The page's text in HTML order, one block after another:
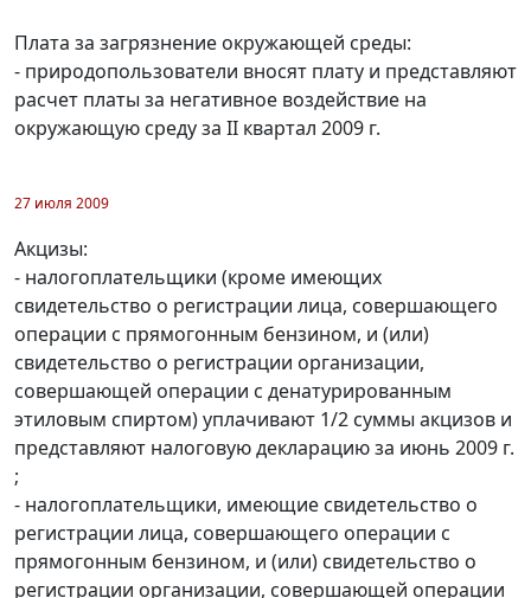
Плата за загрязнение окружающей среды:
- природопользователи вносят плату и представляют
расчет платы за негативное воздействие на
окружающую среду за II квартал 2009 г.
27 июля 2009
Акцизы:
- налогоплательщики (кроме имеющих
свидетельство о регистрации лица, совершающего
операции с прямогонным бензином, и (или)
свидетельство о регистрации организации,
совершающей операции с денатурированным
этиловым спиртом) уплачивают 1/2 суммы акцизов и
представляют налоговую декларацию за июнь 2009 г.
;
- налогоплательщики, имеющие свидетельство о
регистрации лица, совершающего операции с
прямогонным бензином, и (или) свидетельство о
регистрации организации, совершающей операции